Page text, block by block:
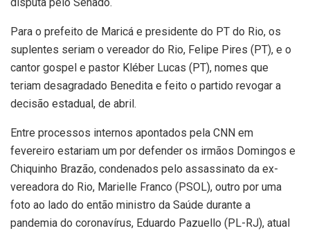
Para o prefeito de Maricá e presidente do PT do Rio, os
suplentes seriam o vereador do Rio, Felipe Pires (PT), e o
cantor gospel e pastor Kléber Lucas (PT), nomes que
teriam desagradado Benedita e feito o partido revogar a
decisão estadual, de abril.
Entre processos internos apontados pela CNN em
fevereiro estariam um por defender os irmãos Domingos e
Chiquinho Brazão, condenados pelo assassinato da ex-
vereadora do Rio, Marielle Franco (PSOL), outro por uma
foto ao lado do então ministro da Saúde durante a
pandemia do coronavírus, Eduardo Pazuello (PL-RJ), atual